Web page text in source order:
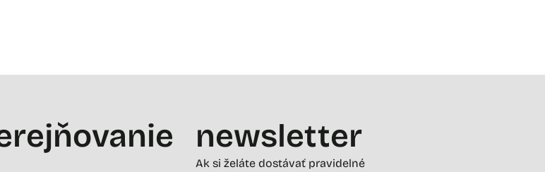
newsletter
Ak si želáte dostávať pravidelné